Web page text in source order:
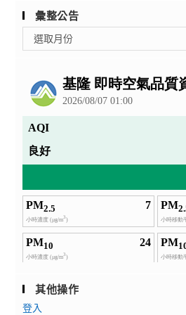
彙整公告
整
選取月份
其他操作
登入